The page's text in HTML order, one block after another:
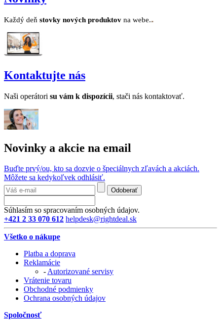
Každý deň stovky nových produktov na webe.
Kontaktujte nás
Naši operátori su vám k dispozícii, stači nás kontaktovať.
Novinky a akcie na email
Buďte prvý/ou, kto sa dozvie o špeciálnych zľavách a akciách.
Môžete sa kedykoľvek odhlásiť.
Odoberať
Súhlasím so spracovaním osobných údajov.
+421 2 33 070 612 helpdesk@rightdeal.sk
Všetko o nákupe
Platba a doprava
Reklamácie
-Autorizované servisy
Vrátenie tovaru
Obchodné podmienky
Ochrana osobných údajov
Spoločnosť